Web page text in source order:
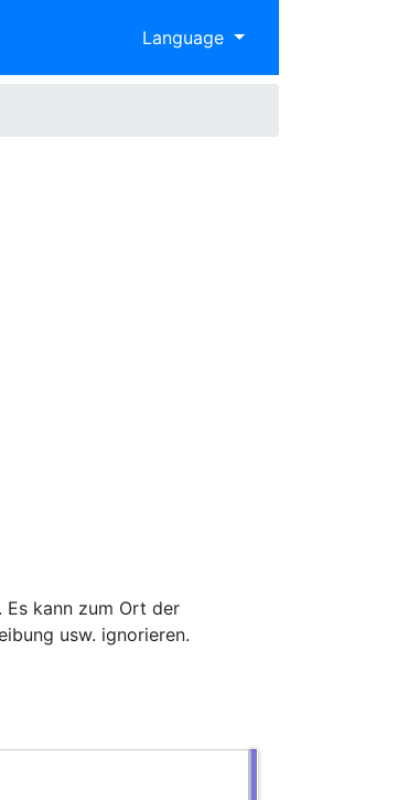
Language
Es kann zum Ort der
usw. ignorieren.